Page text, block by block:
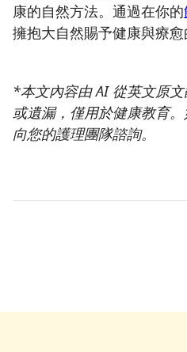
康的自然方法。通過在你的
擁抱大自然賜予健康與療愈
*本文內容由 AI 從英文原
或遺漏，僅用於健康教育
向您的護理團隊諮詢。